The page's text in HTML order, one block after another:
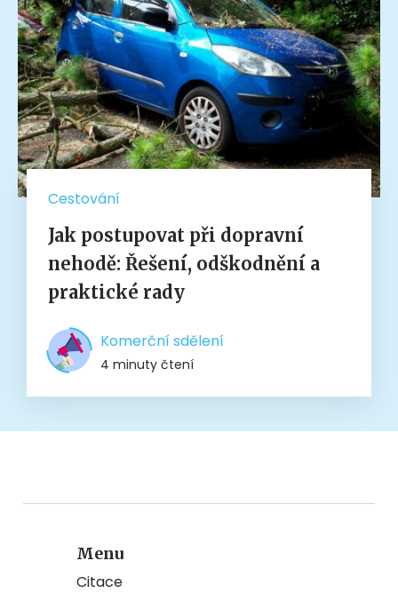
Cestování
Jak postupovat při dopravní
nehodě: Řešení, odškodnění a
praktické rady
Komerční sdělení
4 minuty čtení
Menu
Citace